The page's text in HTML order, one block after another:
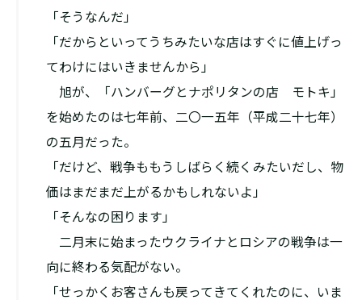
「そうなんだ」
「だからといってうちみたいな店はすぐに値上げっ
てわけにはいきませんから」
旭が、「ハンバーグとナポリタンの店 モトキ」
を始めたのは七年前、二〇一五年（平成二十七年）
の五月だった。
「だけど、戦争ももうしばらく続くみたいだし、物
価はまだまだ上がるかもしれないよ」
「そんなの困ります」
二月末に始まったウクライナとロシアの戦争は一
向に終わる気配がない。
「せっかくお客さんも戻ってきてくれたのに、いま